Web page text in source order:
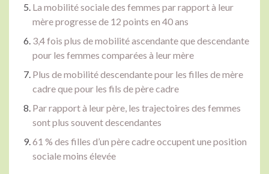
La mobilité sociale des femmes par rapport à leur
mère progresse de 12 points en 40 ans
3,4 fois plus de mobilité ascendante que descendante
pour les femmes comparées à leur mère
Plus de mobilité descendante pour les filles de mère
cadre que pour les fils de père cadre
Par rapport à leur père, les trajectoires des femmes
sont plus souvent descendantes
61 % des filles d’un père cadre occupent une position
sociale moins élevée